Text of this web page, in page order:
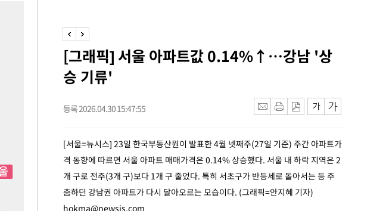
[그래픽] 서울 아파트값 0.14%↑…강남 '상
승 기류'
등록 2026.04.30 15:47:55
[서울=뉴시스] 23일 한국부동산원이 발표한 4월 넷째주(27일 기준) 주간 아파트가
격 동향에 따르면 서울 아파트 매매가격은 0.14% 상승했다. 서울 내 하락 지역은 2
개 구로 전주(3개 구)보다 1개 구 줄었다. 특히 서초구가 반등세로 돌아서는 등 주
춤하던 강남권 아파트가 다시 달아오르는 모습이다. (그래픽=안지혜 기자)
hokma@newsis.com